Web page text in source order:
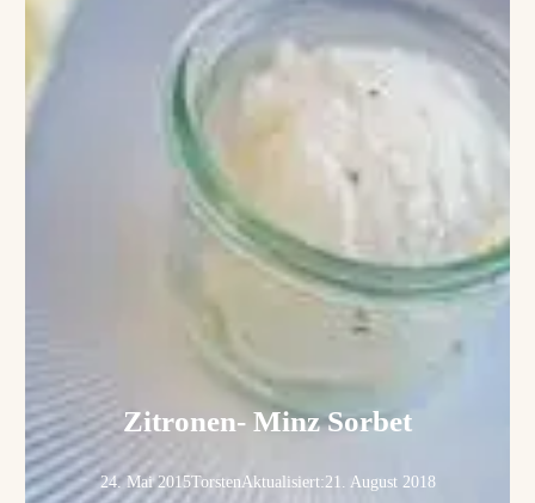
Zitronen- Minz Sorbet
24. Mai 2015TorstenAktualisiert:21. August 2018